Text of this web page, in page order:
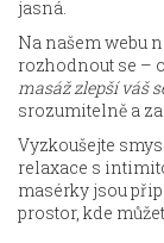
jasná.
Na našem webu
rozhodnout se –
masáž zlepší váš
srozumitelně a
Vyzkoušejte
relaxace s
masérky jsou
prostor, kde